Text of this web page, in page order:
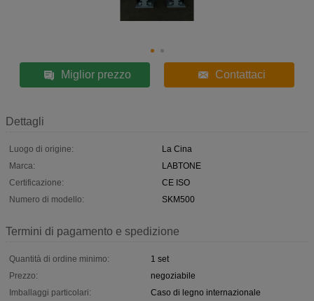
Miglior prezzo Contattaci
Dettagli
Luogo di origine:
La Cina
Marca:
LABTONE
Certificazione:
CE ISO
Numero di modello:
SKM500
Termini di pagamento e spedizione
Quantità di ordine minimo:
1 set
Prezzo:
negoziabile
Imballaggi particolari:
Caso di legno internazionale